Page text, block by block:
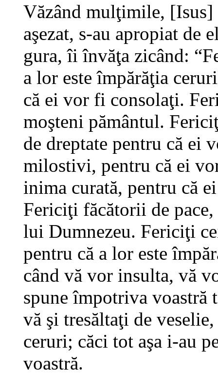
Văzând mulţimile, [Isus]
aşezat, s-au apropiat de
gura, îi învăţa zicând:
a lor este împărăţia
că ei vor fi consolaţi.
moşteni pământul.
de dreptate pentru că ei
milostivi, pentru că ei
inima curată, pentru că
Fericiţi făcătorii de
lui Dumnezeu. Fericiţi
pentru că a lor este
când vă vor insulta, vă
spune împotriva voastră
vă şi tresăltaţi de
ceruri; căci tot aşa i-au
voastră.